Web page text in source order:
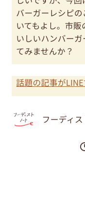
バーガーレシピ
いてもよし。市
いしいハンバー
てみませんか？
話題の記事が
フーディ